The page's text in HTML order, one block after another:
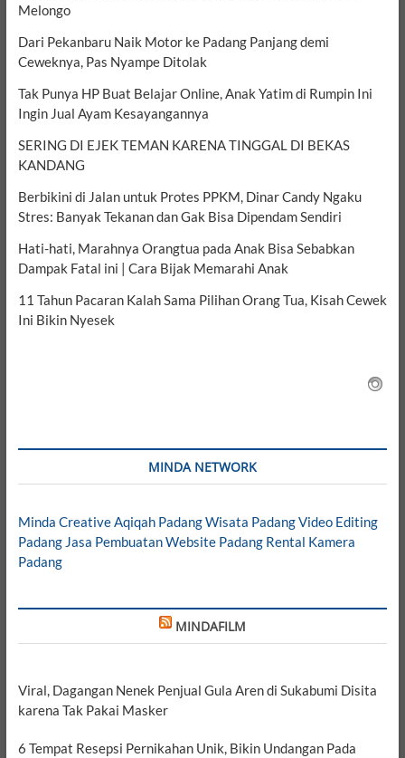
Melongo
Dari Pekanbaru Naik Motor ke Padang Panjang demi
Ceweknya, Pas Nyampe Ditolak
Tak Punya HP Buat Belajar Online, Anak Yatim di Rumpin Ini
Ingin Jual Ayam Kesayangannya
SERING DI EJEK TEMAN KARENA TINGGAL DI BEKAS
KANDANG
Berbikini di Jalan untuk Protes PPKM, Dinar Candy Ngaku
Stres: Banyak Tekanan dan Gak Bisa Dipendam Sendiri
Hati-hati, Marahnya Orangtua pada Anak Bisa Sebabkan
Dampak Fatal ini | Cara Bijak Memarahi Anak
11 Tahun Pacaran Kalah Sama Pilihan Orang Tua, Kisah Cewek
Ini Bikin Nyesek
MINDA NETWORK
Minda CreativeAqiqah PadangWisata PadangVideo Editing
Padang Jasa Pembuatan Website Padang Rental Kamera
Padang
MINDAFILM
Viral, Dagangan Nenek Penjual Gula Aren di Sukabumi Disita
karena Tak Pakai Masker
6 Tempat Resepsi Pernikahan Unik, Bikin Undangan Pada